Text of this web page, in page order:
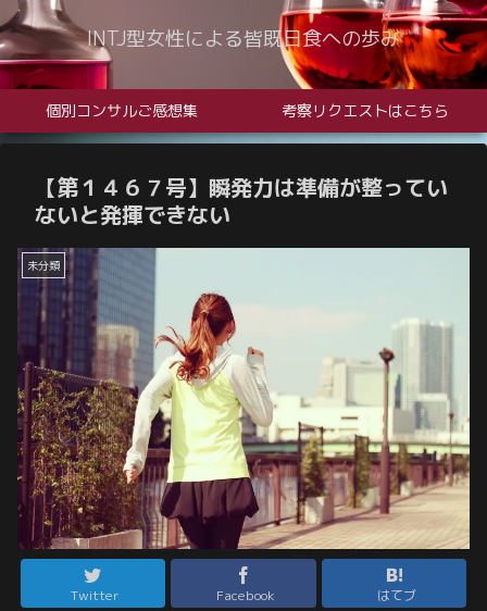
INTJ型女性による皆既日食への歩み
個別コンサルご感想集 考察リクエストはこちら
【第１４６７号】瞬発力は準備が整ってい
ないと発揮できない
未分類
Twitter Facebook はてブ